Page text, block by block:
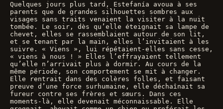
Quelques jours plus tard, Estefanía avoua à ses
parents que de grandes silhouettes sombres aux
visages sans traits venaient la visiter à la nuit
tombée. Le soir, dès qu’elle éteignait sa lampe de
chevet, elles se rassemblaient autour de son lit,
et se tenant par la main, elles l’invitaient à les
suivre. « Viens », lui répétaient-elles sans cesse,
« viens à nous ! » Elles l’effrayaient tellement
qu’elle n’arrivait plus à dormir. Au cours de la
même période, son comportement se mit à changer.
Elle rentrait dans des colères folles, et faisant
preuve d’une force surhumaine, elle déchaînait sa
fureur contre ses frères et sœurs. Dans ces
moments-là, elle devenait méconnaissable. Elle